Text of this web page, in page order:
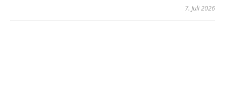
7. Juli 2026